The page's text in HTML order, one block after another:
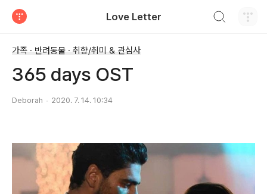
Love Letter
가족 · 반려동물 · 취향/취미 & 관심사
365 days OST
Deborah 2020. 7. 14. 10:34